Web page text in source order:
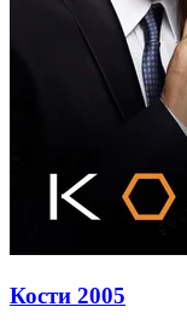
Кости 2005